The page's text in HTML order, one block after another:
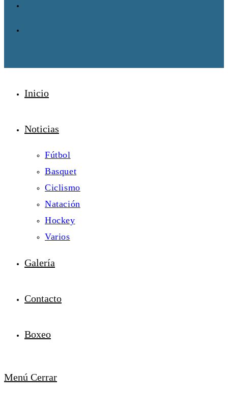
Inicio
Noticias
Fútbol
Basquet
Ciclismo
Natación
Hockey
Varios
Galería
Contacto
Boxeo
Menú Cerrar